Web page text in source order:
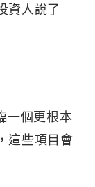
資人說了
一個更根本
這些項目會